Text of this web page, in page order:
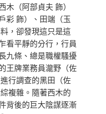
木（阿部貞夫 飾）
彩 飾）、田端（玉
，卻發現這只是這
看平靜的分行，行員
九條、總是職權騷擾
王牌業務員瀧野（佐
行調查的黑田（佐
複雜。隨著西木的
背後的巨大陰謀逐漸